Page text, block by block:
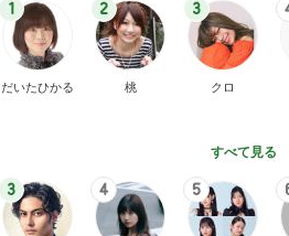
1
だいたひかる
2
桃
3
クロ
すべて見る
3 4 5